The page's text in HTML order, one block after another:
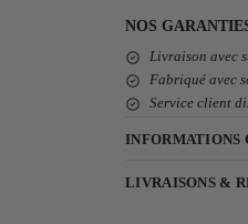
NOS
Livraison avec
Fabriqué avec
Service client
INFORMATIONS
LIVRAISONS &